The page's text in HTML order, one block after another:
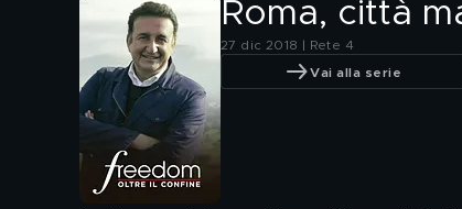
Roma, città
27 dic 2018 | Rete 4
Vai alla serie